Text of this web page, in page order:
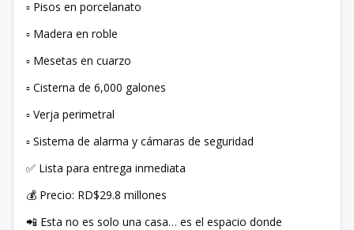
▫ Pisos en porcelanato
▫ Madera en roble
▫ Mesetas en cuarzo
▫ Cisterna de 6,000 galones
▫ Verja perimetral
▫ Sistema de alarma y cámaras de seguridad
✅ Lista para entrega inmediata
💰 Precio: RD$29.8 millones
📲 Esta no es solo una casa… es el espacio donde